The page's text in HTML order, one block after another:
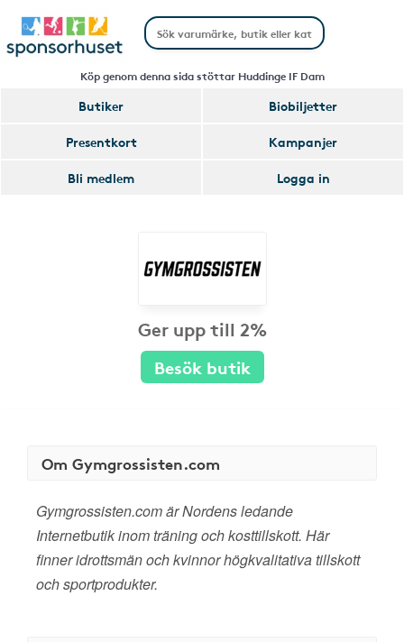
Köp genom denna sida stöttar Huddinge IF Dam
Butiker
Biobiljetter
Presentkort
Kampanjer
Bli medlem
Logga in
Ger upp till 2%
Besök butik
Om Gymgrossisten.com
Gymgrossisten.com är Nordens ledande
Internetbutik inom träning och kosttillskott. Här
finner idrottsmän och kvinnor högkvalitativa tillskott
och sportprodukter.